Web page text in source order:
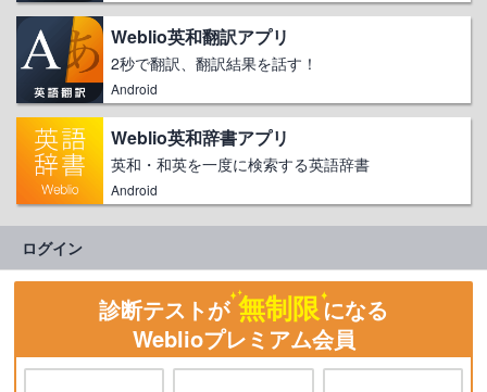
Weblio英和翻訳アプリ
2秒で翻訳、翻訳結果を話す！
Android
Weblio英和辞書アプリ
英和・和英を一度に検索する英語辞書
Android
ログイン
診断テストが 無制限になる
Weblioプレミアム会員